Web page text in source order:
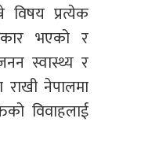
विषय प्रत्येक
भएको र
स्वास्थ्य र
राखी नेपालमा
विवाहलाई